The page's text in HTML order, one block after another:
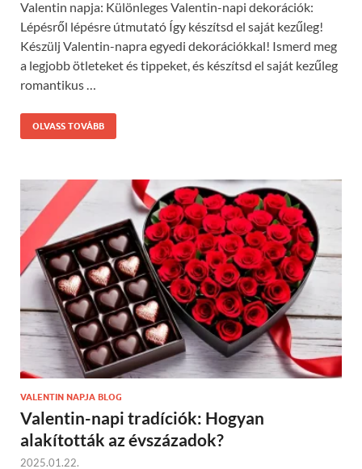
Valentin napja: Különleges Valentin-napi dekorációk:
Lépésről lépésre útmutató Így készítsd el saját kezűleg!
Készülj Valentin-napra egyedi dekorációkkal! Ismerd meg
a legjobb ötleteket és tippeket, és készítsd el saját kezűleg
romantikus …
OLVASS TOVÁBB
VALENTIN NAPJA BLOG
Valentin-napi tradíciók: Hogyan
alakították az évszázadok?
2025.01.22.